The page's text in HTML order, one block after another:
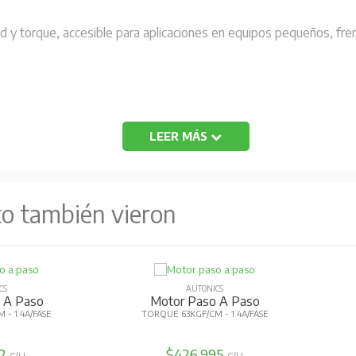
y torque, accesible para aplicaciones en equipos pequeños,
LEER MÁS
también vieron
Paso
- 1.4A/FASE
AUTONICS
Motor Paso A Paso
TORQUE 63KGF/CM - 1.4A/FASE